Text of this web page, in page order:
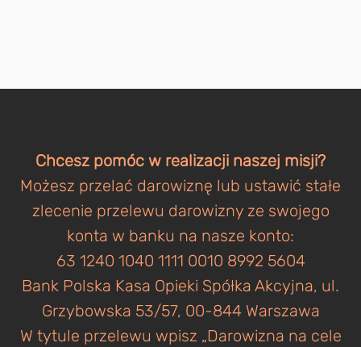
Chcesz pomóc w realizacji naszej misji?
Możesz przelać darowiznę lub ustawić stałe
zlecenie przelewu darowizny ze swojego
konta w banku na nasze konto:
63 1240 1040 1111 0010 8992 5604
Bank Polska Kasa Opieki Spółka Akcyjna, ul.
Grzybowska 53/57, 00-844 Warszawa
W tytule przelewu wpisz „Darowizna na cele